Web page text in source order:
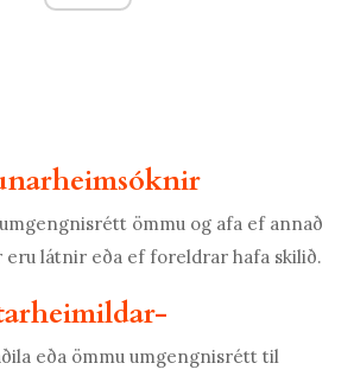
ömmu og afa ef annað
látnir eða ef foreldrar hafa skilið.
eða ömmu umgengnisrétt til